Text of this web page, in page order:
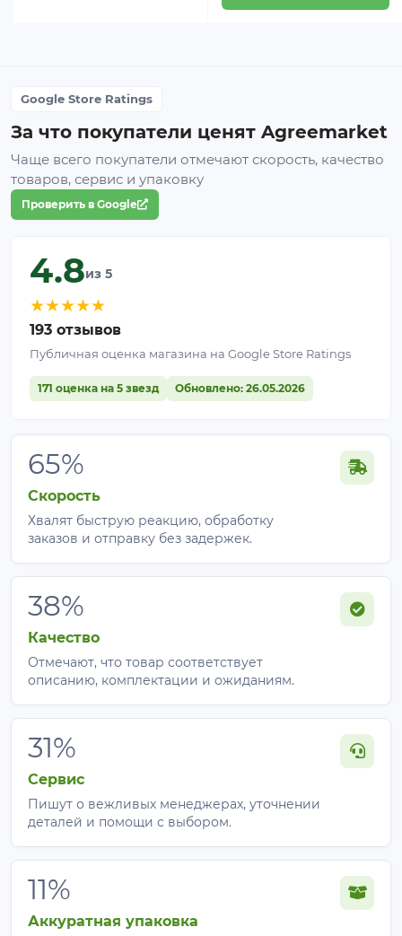
Google Store Ratings
За что покупатели ценят Agreemarket
Чаще всего покупатели отмечают скорость, качество
товаров, сервис и упаковку
Проверить в Google
4.8из 5
★★★★★
193 отзывов
Публичная оценка магазина на Google Store Ratings
171 оценка на 5 звезд Обновлено: 26.05.2026
65%
Скорость
Хвалят быструю реакцию, обработку
заказов и отправку без задержек.
38%
Качество
Отмечают, что товар соответствует
описанию, комплектации и ожиданиям.
31%
Сервис
Пишут о вежливых менеджерах, уточнении
деталей и помощи с выбором.
11%
Аккуратная упаковка